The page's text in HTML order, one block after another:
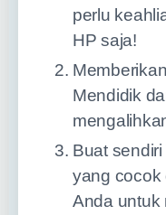
perlu
HP saja!
Mendidik
Buat
yang cocok
Anda untuk